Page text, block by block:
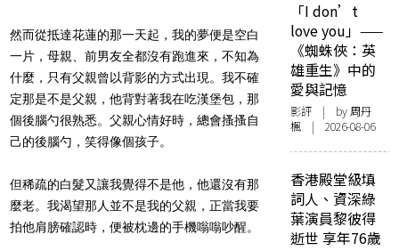
然而從抵達花蓮的那一天起，我的夢便是空白
一片，母親、前男友全都沒有跑進來，不知為
什麼，只有父親曾以背影的方式出現。我不確
定那是不是父親，他背對著我在吃漢堡包，那
個後腦勺很熟悉。父親心情好時，總會搔搔自
己的後腦勺，笑得像個孩子。
但稀疏的白髮又讓我覺得不是他，他還沒有那
麼老。我渴望那人並不是我的父親，正當我要
拍他肩膀確認時，便被枕邊的手機嗡嗡吵醒。
「I don’t
love you」——
《蜘蛛俠：英
雄重生》中的
愛與記憶
影評 | by周丹
楓 | 2026-08-06
香港殿堂級填
詞人、資深綠
葉演員黎彼得
逝世 享年76歲